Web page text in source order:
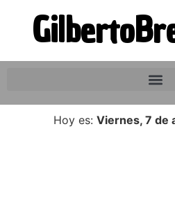
Hoy es: Viernes, 7 de